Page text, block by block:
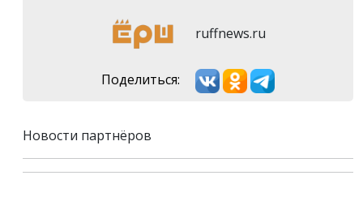
ruffnews.ru
Поделиться:
Новости партнёров